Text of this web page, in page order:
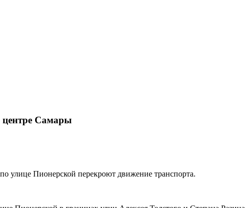
центре Самары
улице Пионерской перекроют движение транспорта.